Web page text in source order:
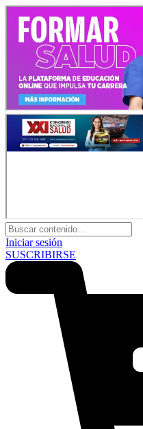
Iniciar sesión
SUSCRIBIRSE